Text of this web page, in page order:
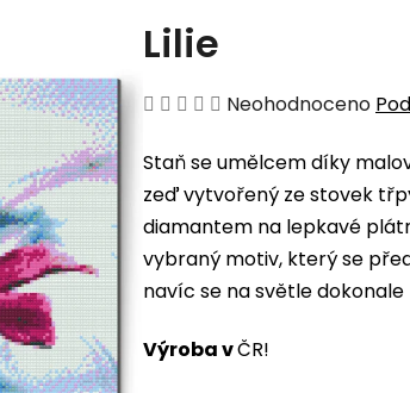
Lilie
Průměrné
produktu
je
0,0
z
5
Neohodnoceno
Staň se umělcem díky
zeď vytvořený ze stovek
diamantem na lepkavé
vybraný motiv, který se
navíc se na světle
Výroba vČR!